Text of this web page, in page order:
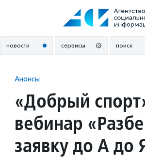
новости сервисы поиск
Анонсы
«Добрый
вебинар
заявку до А до